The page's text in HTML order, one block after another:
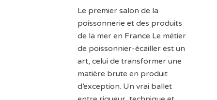
Le premier salon de la
poissonnerie et des produits
de la mer en France Le métier
de poissonnier-écailler est un
art, celui de transformer une
matière brute en produit
d’exception. Un vrai ballet